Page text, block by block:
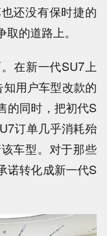
还没有保时捷的
的道路上。
在新一代SU7上
用户车型改款的
的同时，把初代S
订单几乎消耗殆
车型。对于那些
诺转化成新一代S